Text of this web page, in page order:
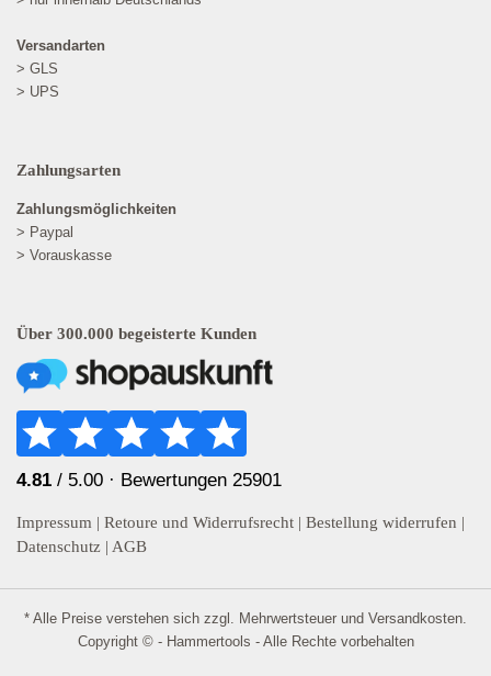
Versandarten
> GLS
> UPS
Zahlungsarten
Zahlungsmöglichkeiten
> Paypal
> Vorauskasse
Über 300.000 begeisterte Kunden
4.81 / 5.00 · Bewertungen 25901
Impressum | Retoure und Widerrufsrecht | Bestellung widerrufen |
Datenschutz | AGB
* Alle Preise verstehen sich zzgl. Mehrwertsteuer und Versandkosten.
Copyright © - Hammertools - Alle Rechte vorbehalten